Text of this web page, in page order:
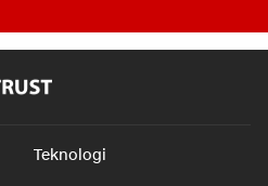
Teknologi